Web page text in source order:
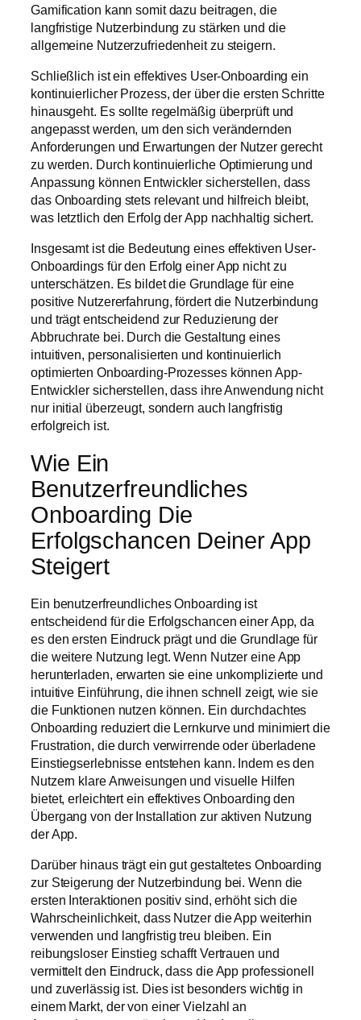
Gamification kann somit dazu beitragen, die
langfristige Nutzerbindung zu stärken und die
allgemeine Nutzerzufriedenheit zu steigern.
Schließlich ist ein effektives User-Onboarding ein
kontinuierlicher Prozess, der über die ersten Schritte
hinausgeht. Es sollte regelmäßig überprüft und
angepasst werden, um den sich verändernden
Anforderungen und Erwartungen der Nutzer gerecht
zu werden. Durch kontinuierliche Optimierung und
Anpassung können Entwickler sicherstellen, dass
das Onboarding stets relevant und hilfreich bleibt,
was letztlich den Erfolg der App nachhaltig sichert.
Insgesamt ist die Bedeutung eines effektiven User-
Onboardings für den Erfolg einer App nicht zu
unterschätzen. Es bildet die Grundlage für eine
positive Nutzererfahrung, fördert die Nutzerbindung
und trägt entscheidend zur Reduzierung der
Abbruchrate bei. Durch die Gestaltung eines
intuitiven, personalisierten und kontinuierlich
optimierten Onboarding-Prozesses können App-
Entwickler sicherstellen, dass ihre Anwendung nicht
nur initial überzeugt, sondern auch langfristig
erfolgreich ist.
Wie Ein
Benutzerfreundliches
Onboarding Die
Erfolgschancen Deiner App
Steigert
Ein benutzerfreundliches Onboarding ist
entscheidend für die Erfolgschancen einer App, da
es den ersten Eindruck prägt und die Grundlage für
die weitere Nutzung legt. Wenn Nutzer eine App
herunterladen, erwarten sie eine unkomplizierte und
intuitive Einführung, die ihnen schnell zeigt, wie sie
die Funktionen nutzen können. Ein durchdachtes
Onboarding reduziert die Lernkurve und minimiert die
Frustration, die durch verwirrende oder überladene
Einstiegserlebnisse entstehen kann. Indem es den
Nutzern klare Anweisungen und visuelle Hilfen
bietet, erleichtert ein effektives Onboarding den
Übergang von der Installation zur aktiven Nutzung
der App.
Darüber hinaus trägt ein gut gestaltetes Onboarding
zur Steigerung der Nutzerbindung bei. Wenn die
ersten Interaktionen positiv sind, erhöht sich die
Wahrscheinlichkeit, dass Nutzer die App weiterhin
verwenden und langfristig treu bleiben. Ein
reibungsloser Einstieg schafft Vertrauen und
vermittelt den Eindruck, dass die App professionell
und zuverlässig ist. Dies ist besonders wichtig in
einem Markt, der von einer Vielzahl an